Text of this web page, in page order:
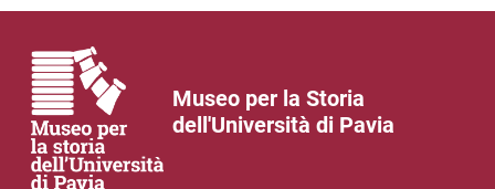
Museo per la Storia
dell'Università di Pavia